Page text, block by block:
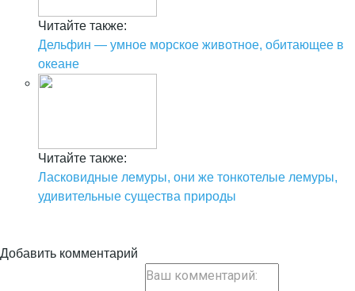
Читайте также:
Дельфин — умное морское животное, обитающее в
океане
Читайте также:
Ласковидные лемуры, они же тонкотелые лемуры,
удивительные существа природы
Добавить комментарий